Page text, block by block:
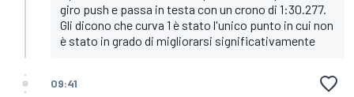
giro push e passa in testa con un crono di 1:30.277.
Gli dicono che curva 1 è stato l'unico punto in cui non
è stato in grado di migliorarsi significativamente
09:41